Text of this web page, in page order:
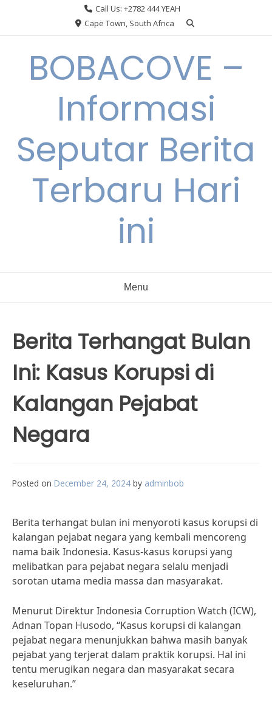
Call Us: +2782 444 YEAH
Cape Town, South Africa
BOBACOVE –
Informasi
Seputar Berita
Terbaru Hari
ini
Menu
Berita Terhangat Bulan
Ini: Kasus Korupsi di
Kalangan Pejabat
Negara
Posted on December 24, 2024 by adminbob
Berita terhangat bulan ini menyoroti kasus korupsi di
kalangan pejabat negara yang kembali mencoreng
nama baik Indonesia. Kasus-kasus korupsi yang
melibatkan para pejabat negara selalu menjadi
sorotan utama media massa dan masyarakat.
Menurut Direktur Indonesia Corruption Watch (ICW),
Adnan Topan Husodo, “Kasus korupsi di kalangan
pejabat negara menunjukkan bahwa masih banyak
pejabat yang terjerat dalam praktik korupsi. Hal ini
tentu merugikan negara dan masyarakat secara
keseluruhan.”